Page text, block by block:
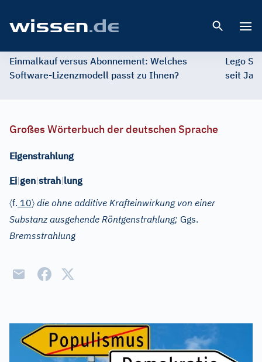
Einmalkauf versus Abonnement: Welches
Software-Lizenzmodell passt zu Ihnen?
Lego
seit
Großes Wörterbuch der deutschen Sprache
Eigenstrahlung
Ei|gen|strah|lung
〈f. 10〉 die ohne additive Krafteinwirkung von einer
Substanz ausgehende Röntgenstrahlung; Ggs.
Bremsstrahlung